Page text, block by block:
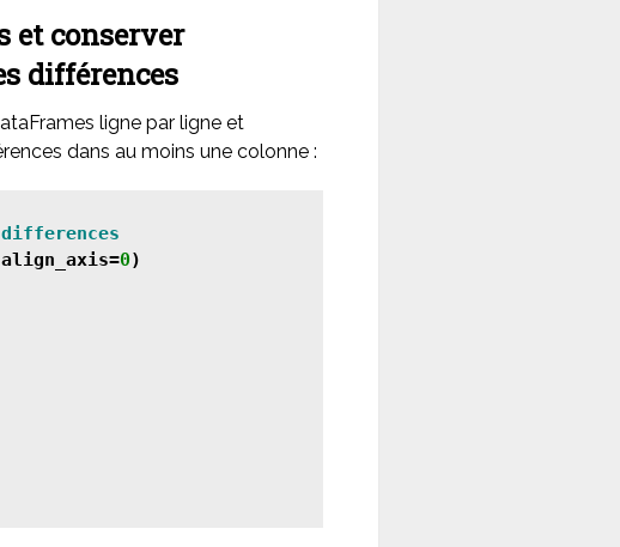
et conserver
différences
ligne par ligne et
dans au moins une colonne :
0)